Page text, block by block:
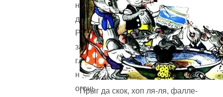
начал
дядюшка
Римус,
задумчиво
глядя
на
огонь
Прыг да скок, хоп ля-ля, фалле-